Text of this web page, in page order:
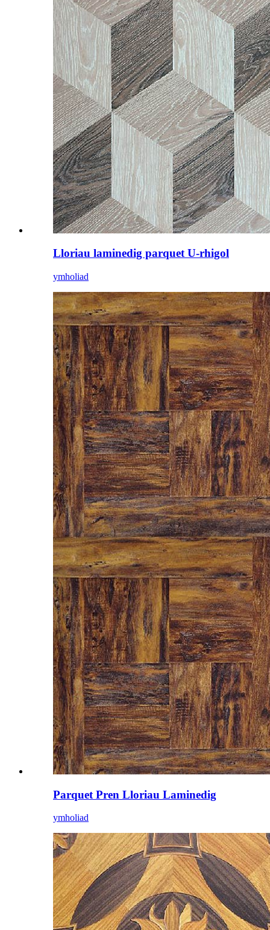
Lloriau laminedig parquet U-rhigol
ymholiad
Parquet Pren Lloriau Laminedig
ymholiad